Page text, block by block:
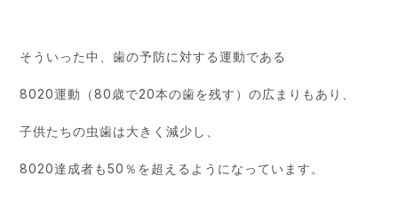
そういった中、歯の予防に対する運動である
8020運動（80歳で20本の歯を残す）の広まりもあり、
子供たちの虫歯は大きく減少し、
8020達成者も50％を超えるようになっています。